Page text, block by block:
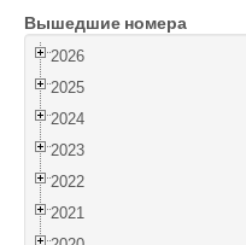
Войти
Вышедшие номера
2026
2025
2024
2023
2022
2021